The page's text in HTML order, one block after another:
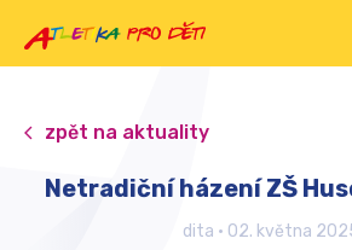
zpět na aktuality
Netradiční házení ZŠ
dita • 02. května